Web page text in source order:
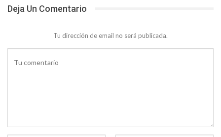
Deja Un Comentario
Tu dirección de email no será publicada.